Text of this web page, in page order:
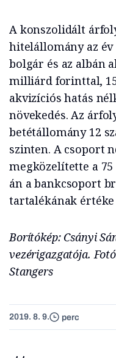
A konszolidált
hitelállomány az
bolgár és az albán
milliárd forinttal,
akvizíciós hatás
növekedés. Az
betétállomány 12
szinten. A csoport
megközelítette a 75
án a bankcsoport
tartalékának
Borítókép: Csányi
vezérigazgatója.
Stangers
2019. 8. 9. perc